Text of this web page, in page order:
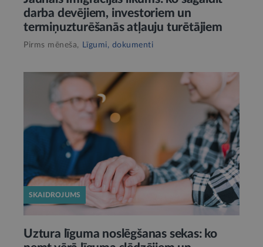
darba devējiem, investoriem un
termiņuzturēšanās atļauju turētājiem
Pirms mēneša, Līgumi, dokumenti
SKAIDROJUMS
Uztura līguma noslēgšanas sekas: ko